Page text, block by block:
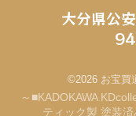
大分県公
©2026 お宝買
～■KADOKAWA
ティック製 塗装